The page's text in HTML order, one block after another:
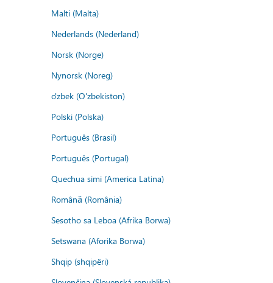
Malti (Malta)
Nederlands (Nederland)
Norsk (Norge)
Nynorsk (Noreg)
o'zbek (O'zbekiston)
Polski (Polska)
Português (Brasil)
Português (Portugal)
Quechua simi (America Latina)
Română (România)
Sesotho sa Leboa (Afrika Borwa)
Setswana (Aforika Borwa)
Shqip (shqipëri)